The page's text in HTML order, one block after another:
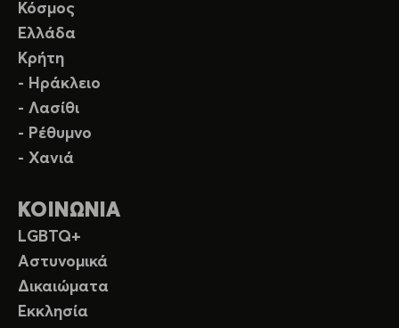
Κόσμος
Ελλάδα
Κρήτη
- Ηράκλειο
- Λασίθι
- Ρέθυμνο
- Χανιά
ΚΟΙΝΩΝΙΑ
LGBTQ+
Αστυνομικά
Δικαιώματα
Εκκλησία